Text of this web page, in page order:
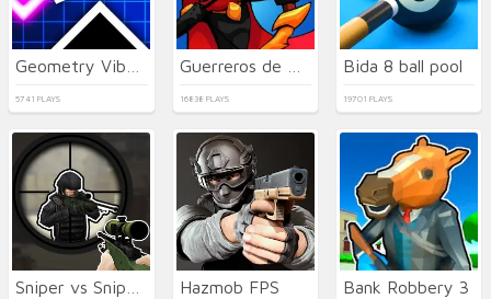
5741 PLAYS 16838 PLAYS
Bida 8 ball pool
19701 PLAYS
Hazmob FPS Bank Robbery 3